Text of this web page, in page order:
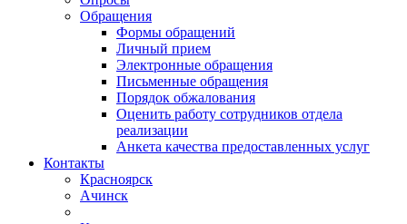
Обращения
Формы обращений
Личный прием
Электронные обращения
Письменные обращения
Порядок обжалования
Оценить работу сотрудников отдела
реализации
Анкета качества предоставленных услуг
Контакты
Красноярск
Ачинск